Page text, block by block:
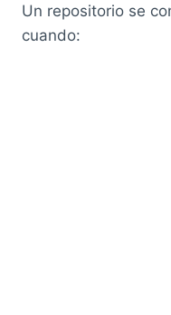
Un repositorio se
cuando: